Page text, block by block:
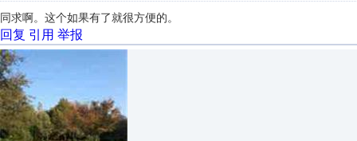
同求啊。这个如果有了就很方便的。
回复 引用 举报